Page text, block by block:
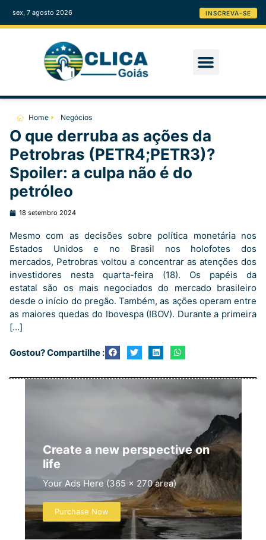
sex, 7 agosto 2026 INSCREVA-SE
Home Negócios
O que derruba as ações da
Petrobras (PETR4;PETR3)?
Spoiler: a culpa não é do
petróleo
18 setembro 2024
Mesmo com as decisões sobre política monetária nos
Estados Unidos e no Brasil nos holofotes dos
mercados, Petrobras voltou a concentrar as atenções dos
investidores nesta quarta-feira (18). Os papéis da
estatal são os mais negociados do mercado brasileiro
desde o início do pregão. Também, as ações operam entre
as maiores quedas do Ibovespa (IBOV). Durante a primeira
[…]
Gostou? Compartilhe :
Create a new perspective on
life
Your Ads Here (365 x 270 area)
Purchase Now